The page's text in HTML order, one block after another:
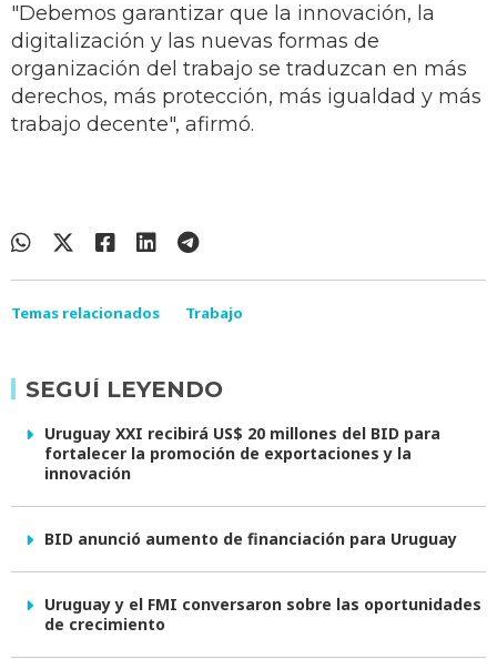
"Debemos garantizar que la innovación, la
digitalización y las nuevas formas de
organización del trabajo se traduzcan en más
derechos, más protección, más igualdad y más
trabajo decente", afirmó.
Temas relacionados Trabajo
SEGUÍ LEYENDO
Uruguay XXI recibirá US$ 20 millones del BID para
fortalecer la promoción de exportaciones y la
innovación
BID anunció aumento de financiación para Uruguay
Uruguay y el FMI conversaron sobre las oportunidades
de crecimiento